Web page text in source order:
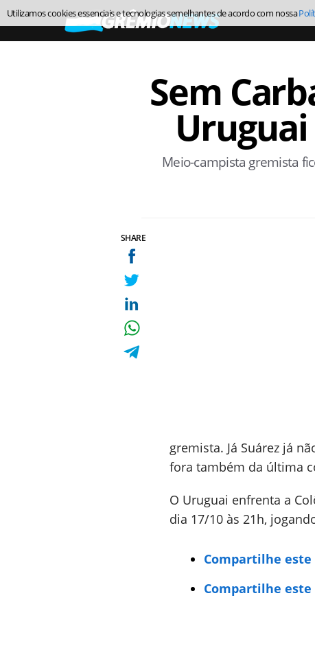
Sem
Meio-campista gremista
SHARE
gremista. Já Suárez já
fora também da última
O Uruguai enfrenta a
dia 17/10 às 21h,
Compartilhe
Compartilhe
Utilizamos cookies essenciais e tecnologias semelhantes de acordo com nossa